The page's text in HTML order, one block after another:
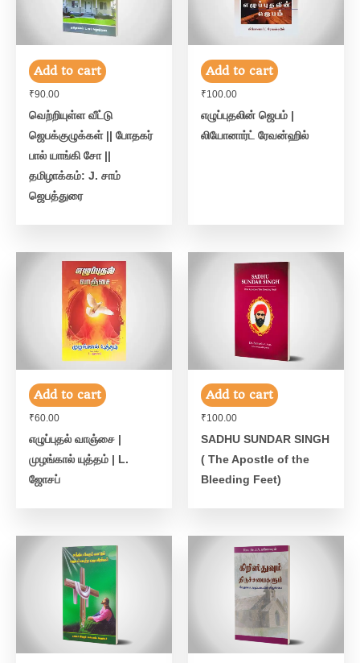
Add to cart
₹90.00
வெற்றியுள்ள வீட்டு
ஜெபக்குழுக்கள் || போதகர்
பால் யாங்கி சோ ||
தமிழாக்கம்: J. சாம்
ஜெபத்துரை
Add to cart
₹100.00
எழுப்புதலின் ஜெபம் |
லியோனார்ட் ரேவன்ஹில்
Add to cart
₹60.00
எழுப்புதல் வாஞ்சை |
முழங்கால் யுத்தம் | L.
ஜோசப்
Add to cart
₹100.00
SADHU SUNDAR SINGH
( The Apostle of the
Bleeding Feet)